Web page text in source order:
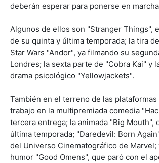
deberán esperar para ponerse en
Algunos de ellos son "Stranger Things",
de su quinta y última temporada; la tira
Star Wars "Andor", ya filmando su
Londres; la sexta parte de "Cobra Kai" y
drama psicológico "Yellowjackets".
También en el terreno de las
trabajo en la multipremiada comedia
tercera entrega; la animada "Big Mouth",
última temporada; "Daredevil: Born
del Universo Cinematográfico de Marvel;
humor "Good Omens", que paró con el